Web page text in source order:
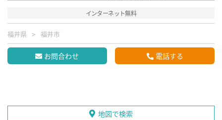
インターネット無料
福井県 福井市
お問合わせ 電話する
地図で検索